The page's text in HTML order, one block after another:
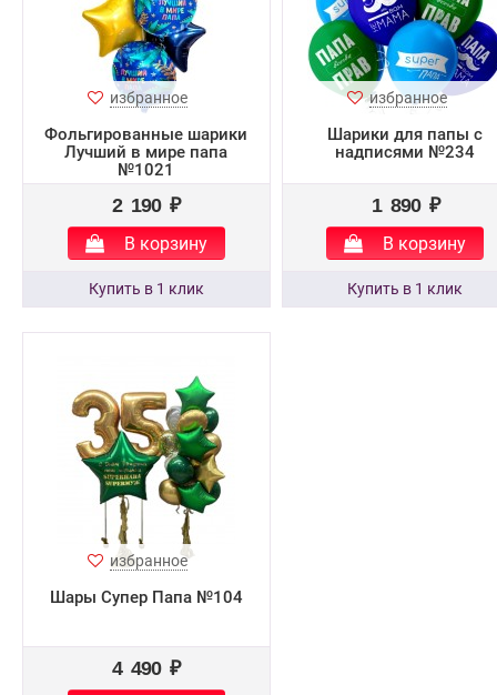
избранное
Фольгированные шарики
Лучший в мире папа
№1021
2 190 ₽
В корзину
избранное
Шарики для папы с
надписями №234
1 890 ₽
В корзину
избранное
Шары Супер Папа №104
4 490 ₽